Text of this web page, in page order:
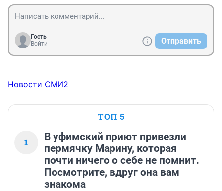
Гость
Войти
Отправить
Новости СМИ2
ТОП 5
1
В уфимский приют привезли
пермячку Марину, которая
почти ничего о себе не помнит.
Посмотрите, вдруг она вам
знакома